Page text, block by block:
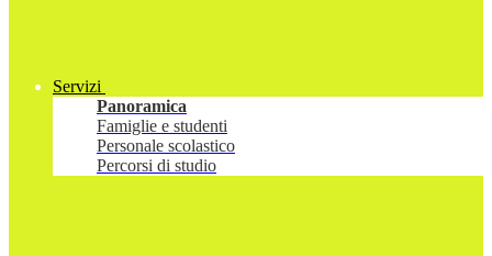
Servizi
Panoramica
Famiglie e studenti
Personale scolastico
Percorsi di studio